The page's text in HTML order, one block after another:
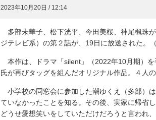
2023年10月20日 / 12:14
多部未華子、松下洸平、今田美桜、神尾楓珠
ジテレビ系）の第２話が、19日に放送された。
本作は、ドラマ「silent」（2022年10月期）
氏が再びタッグを組んだオリジナル作品。４人
小学校の同窓会に参加した潮ゆくえ（多部）
ていなかったことを知る。その後、実家に帰省
どうせ愛想笑いをしていただけだろうと言われ